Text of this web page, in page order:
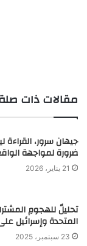
مقالات ذات
جيهان سرور، القراءة
ضرورة لمواجهة
21 يناير، 2026
تحليلٌ للهجومِ
المتحدة وإسرائيل
23 سبتمبر، 2025